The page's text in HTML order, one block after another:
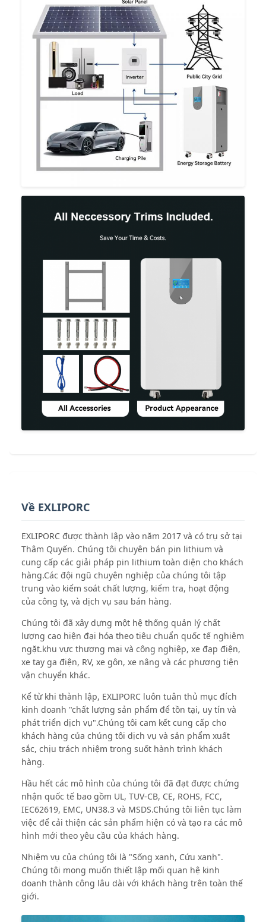
Về EXLIPORC
EXLIPORC được thành lập vào năm 2017 và có trụ sở tại
Thâm Quyến. Chúng tôi chuyên bán pin lithium và
cung cấp các giải pháp pin lithium toàn diện cho khách
hàng.Các đội ngũ chuyên nghiệp của chúng tôi tập
trung vào kiểm soát chất lượng, kiểm tra, hoạt động
của công ty, và dịch vụ sau bán hàng.
Chúng tôi đã xây dựng một hệ thống quản lý chất
lượng cao hiện đại hóa theo tiêu chuẩn quốc tế nghiêm
ngặt.khu vực thương mại và công nghiệp, xe đạp điện,
xe tay ga điện, RV, xe gôn, xe nâng và các phương tiện
vận chuyển khác.
Kể từ khi thành lập, EXLIPORC luôn tuân thủ mục đích
kinh doanh "chất lượng sản phẩm để tồn tại, uy tín và
phát triển dịch vụ".Chúng tôi cam kết cung cấp cho
khách hàng của chúng tôi dịch vụ và sản phẩm xuất
sắc, chịu trách nhiệm trong suốt hành trình khách
hàng.
Hầu hết các mô hình của chúng tôi đã đạt được chứng
nhận quốc tế bao gồm UL, TUV-CB, CE, ROHS, FCC,
IEC62619, EMC, UN38.3 và MSDS.Chúng tôi liên tục làm
việc để cải thiện các sản phẩm hiện có và tạo ra các mô
hình mới theo yêu cầu của khách hàng.
Nhiệm vụ của chúng tôi là "Sống xanh, Cứu xanh".
Chúng tôi mong muốn thiết lập mối quan hệ kinh
doanh thành công lâu dài với khách hàng trên toàn thế
giới.